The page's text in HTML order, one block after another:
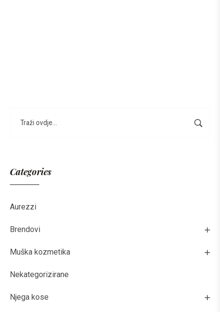
Categories
Aurezzi
Brendovi
Muška kozmetika
Nekategorizirane
Njega kose